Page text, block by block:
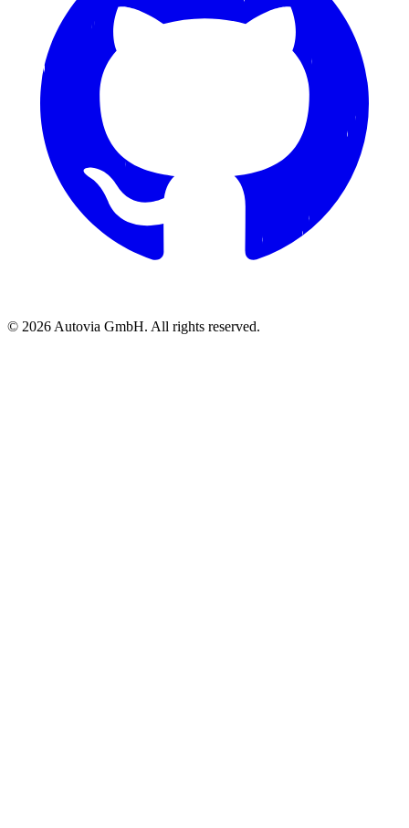
© 2026 Autovia GmbH. All rights reserved.